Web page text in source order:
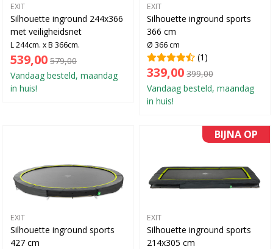
EXIT
Silhouette inground 244x366
met veiligheidsnet
L 244cm. x B 366cm.
539,00 579,00
Vandaag besteld, maandag
in huis!
EXIT
Silhouette inground sports
366 cm
Ø 366 cm
(1)
339,00 399,00
Vandaag besteld, maandag
in huis!
EXIT
Silhouette inground sports
427 cm
BIJNA OP
EXIT
Silhouette inground sports
214x305 cm